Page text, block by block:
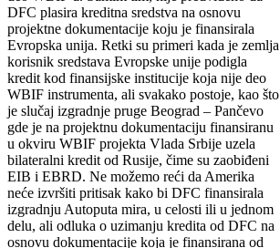
DFC plasira kreditna sredstva na osnovu
projektne dokumentacije koju je finansirala
Evropska unija. Retki su primeri kada je zemlja
korisnik sredstava Evropske unije podigla
kredit kod finansijske institucije koja nije deo
WBIF instrumenta, ali svakako postoje, kao što
je slučaj izgradnje pruge Beograd – Pančevo
gde je na projektnu dokumentaciju finansiranu
u okviru WBIF projekta Vlada Srbije uzela
bilateralni kredit od Rusije, čime su zaobiđeni
EIB i EBRD. Ne možemo reći da Amerika
neće izvršiti pritisak kako bi DFC finansirala
izgradnju Autoputa mira, u celosti ili u jednom
delu, ali odluka o uzimanju kredita od DFC na
osnovu dokumentacije koja je finansirana od